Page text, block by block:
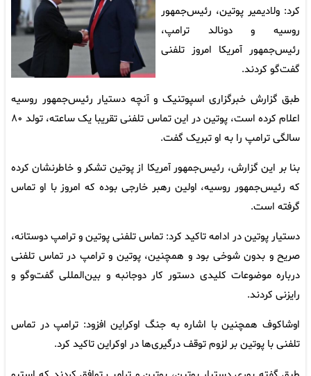
کرد: ولادیمیر پوتین، رئیس‌جمهور
روسیه و دونالد ترامپ،
رئیس‌جمهور آمریکا امروز تلفنی
گفت‌گو کردند.
طبق گزارش خبرگزاری اسپوتنیک و آنچه دستیار رئیس‌جمهور روسیه
اعلام کرده است، پوتین در این تماس تلفنی تقریبا یک ساعته، تولد ۸۰
سالگی ترامپ را به او تبریک گفت.
بنا بر این گزارش، رئیس‌جمهور آمریکا از پوتین تشکر و خاطرنشان کرده
که رئیس‌جمهور روسیه، اولین رهبر خارجی بوده که امروز با او تماس
گرفته است.
دستیار پوتین در ادامه تاکید کرد: تماس تلفنی پوتین و ترامپ دوستانه،
صریح و بدون شوخی بود و همچنین، پوتین و ترامپ در تماس تلفنی
درباره موضوعات کلیدی دستور کار دوجانبه و بین‌المللی گفت‌وگو و
رایزنی کردند.
اوشاکوف همچنین با اشاره به جنگ اوکراین افزود: ترامپ در تماس
تلفنی با پوتین بر لزوم توقف درگیری‌ها در اوکراین تاکید کرد.